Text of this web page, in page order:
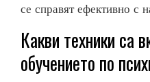
се справят ефективно с
Какви техники са
обучението по